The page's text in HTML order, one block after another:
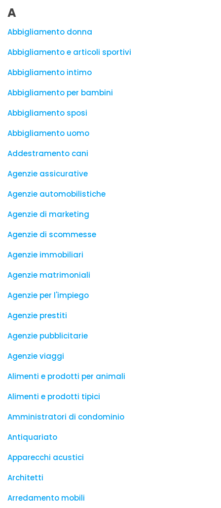
A
Abbigliamento donna
Abbigliamento e articoli sportivi
Abbigliamento intimo
Abbigliamento per bambini
Abbigliamento sposi
Abbigliamento uomo
Addestramento cani
Agenzie assicurative
Agenzie automobilistiche
Agenzie di marketing
Agenzie di scommesse
Agenzie immobiliari
Agenzie matrimoniali
Agenzie per l'impiego
Agenzie prestiti
Agenzie pubblicitarie
Agenzie viaggi
Alimenti e prodotti per animali
Alimenti e prodotti tipici
Amministratori di condominio
Antiquariato
Apparecchi acustici
Architetti
Arredamento mobili